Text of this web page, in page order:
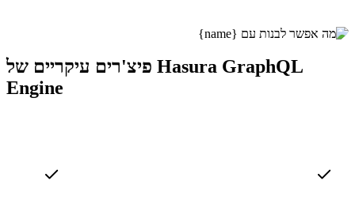
פיצ'רים עיקריים של Hasura GraphQL
Engine